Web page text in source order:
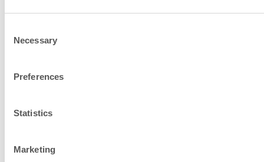
Selection
Necessary
Preferences
Statistics
Marketing
Schoorsteen aanbeveling,